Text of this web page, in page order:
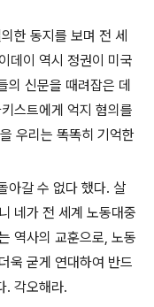
한 동지를 보며 전 세
데이 역시 정권이 미국
의 신문을 때려잡은 데
스트에게 억지 혐의를
우리는 똑똑히 기억한
아갈 수 없다 했다. 살
네가 전 세계 노동대중
역사의 교훈으로, 노동
욱 굳게 연대하여 반드
. 각오해라.